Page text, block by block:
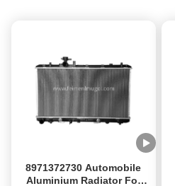
8971372730 Automobile
Aluminium Radiator For